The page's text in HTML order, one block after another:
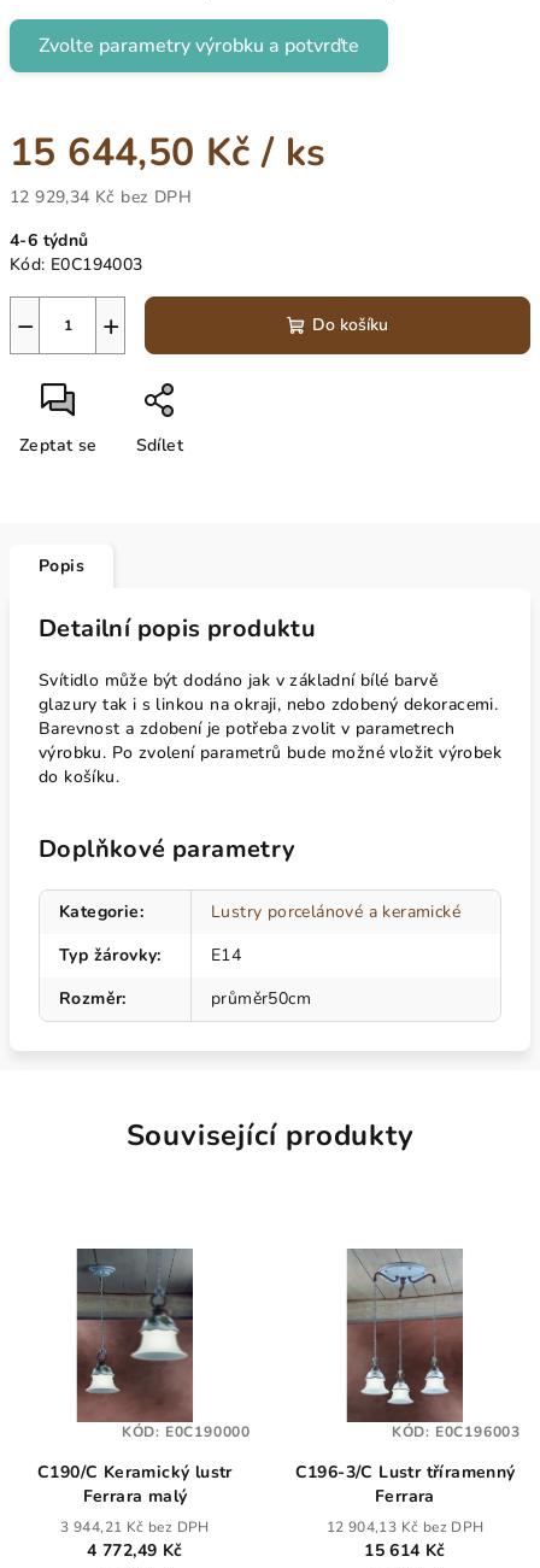
Zvolte parametry výrobku a potvrďte
15 644,50 Kč / ks
12 929,34 Kč bez DPH
cena:
4-6 týdnů
Kód: E0C194003
+
− Do košíku
Zeptat se Sdílet
Popis
Detailní popis produktu
Svítidlo může být dodáno jak v základní bílé barvě
glazury tak i s linkou na okraji, nebo zdobený dekoracemi.
Barevnost a zdobení je potřeba zvolit v parametrech
výrobku. Po zvolení parametrů bude možné vložit výrobek
do košíku.
Doplňkové parametry
Kategorie:
Lustry porcelánové a keramické
Typ žárovky:
E14
Rozměr: průměr50cm
Související produkty
C190/C Keramický lustr
Ferrara malý
3 944,21 Kč bez DPH
4 772,49 Kč
KÓD: E0C190000
C196-3/C Lustr tříramenný
Ferrara
12 904,13 Kč bez DPH
15 614 Kč
KÓD: E0C196003